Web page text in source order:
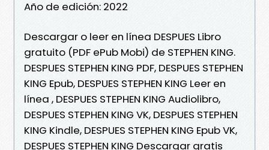
Año de edición: 2022
Descargar o leer en línea DESPUES Libro
gratuito (PDF ePub Mobi) de STEPHEN KING.
DESPUES STEPHEN KING PDF, DESPUES STEPHEN
KING Epub, DESPUES STEPHEN KING Leer en
línea , DESPUES STEPHEN KING Audiolibro,
DESPUES STEPHEN KING VK, DESPUES STEPHEN
KING Kindle, DESPUES STEPHEN KING Epub VK,
DESPUES STEPHEN KING Descargar gratis